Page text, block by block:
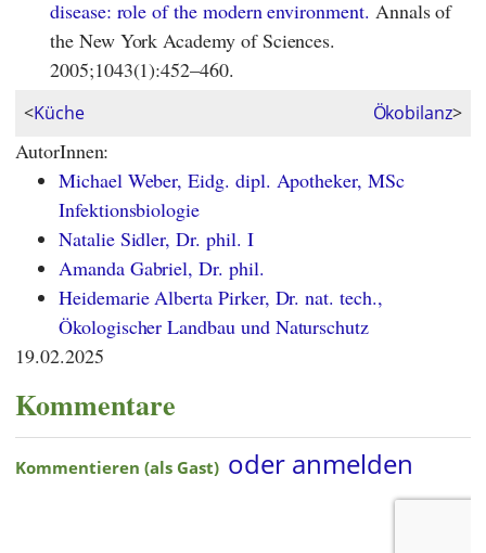
disease: role of the modern environment. Annals of
the New York Academy of Sciences.
2005;1043(1):452–460.
<Küche Ökobilanz>
AutorInnen:
Michael Weber, Eidg. dipl. Apotheker, MSc
Infektionsbiologie
Natalie Sidler, Dr. phil. I
Amanda Gabriel, Dr. phil.
Heidemarie Alberta Pirker, Dr. nat. tech.,
Ökologischer Landbau und Naturschutz
19.02.2025
Kommentare